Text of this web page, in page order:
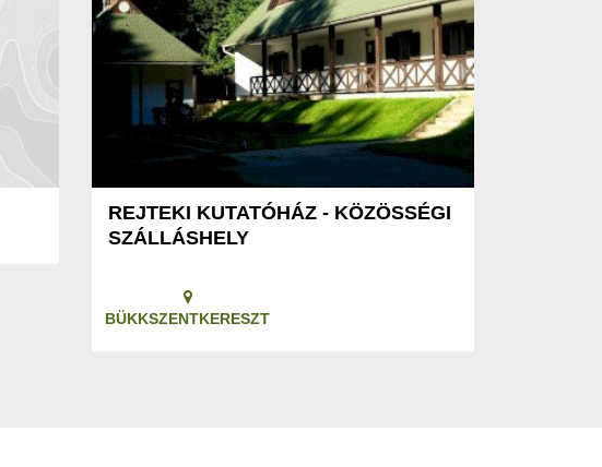
REJTEKI KUTATÓHÁZ - KÖZÖSSÉGI
SZÁLLÁSHELY
BÜKKSZENTKERESZT